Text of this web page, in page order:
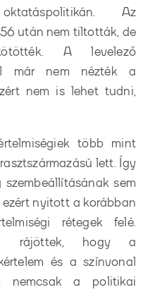
Az
után nem tiltották, de
A levelező
már nem nézték a
nem is lehet tudni,
több mint
lett. Így
sem
nyitott a korábban
rétegek felé.
rájöttek, hogy a
és a színvonal
nemcsak a politikai